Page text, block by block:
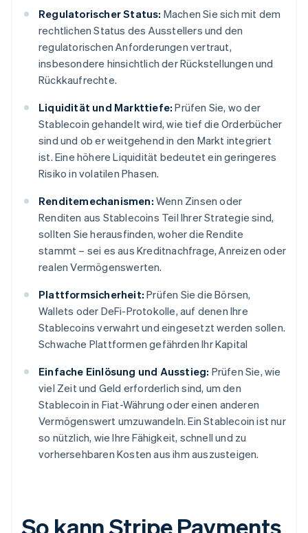
Regulatorischer Status: Machen Sie sich mit dem
rechtlichen Status des Ausstellers und den
regulatorischen Anforderungen vertraut,
insbesondere hinsichtlich der Rückstellungen und
Rückkaufrechte.
Liquidität und Markttiefe: Prüfen Sie, wo der
Stablecoin gehandelt wird, wie tief die Orderbücher
sind und ob er weitgehend in den Markt integriert
ist. Eine höhere Liquidität bedeutet ein geringeres
Risiko in volatilen Phasen.
Renditemechanismen: Wenn Zinsen oder
Renditen aus Stablecoins Teil Ihrer Strategie sind,
sollten Sie herausfinden, woher die Rendite
stammt – sei es aus Kreditnachfrage, Anreizen oder
realen Vermögenswerten.
Plattformsicherheit: Prüfen Sie die Börsen,
Wallets oder DeFi-Protokolle, auf denen Ihre
Stablecoins verwahrt und eingesetzt werden sollen.
Schwache Plattformen gefährden Ihr Kapital
Einfache Einlösung und Ausstieg: Prüfen Sie, wie
viel Zeit und Geld erforderlich sind, um den
Stablecoin in Fiat-Währung oder einen anderen
Vermögenswert umzuwandeln. Ein Stablecoin ist nur
so nützlich, wie Ihre Fähigkeit, schnell und zu
vorhersehbaren Kosten aus ihm auszusteigen.
So kann Stripe Payments